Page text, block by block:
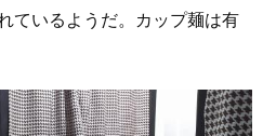
ているようだ。カップ麺は有